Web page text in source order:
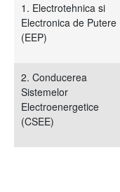
1. Electrotehnica si
Electronica de Putere
(EEP)
2. Conducerea
Sistemelor
Electroenergetice
(CSEE)